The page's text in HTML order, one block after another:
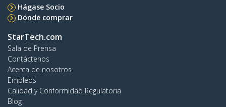
Hágase Socio
Dónde comprar
StarTech.com
Sala de Prensa
Contáctenos
Acerca de nosotros
Empleos
Calidad y Conformidad Regulatoria
Blog